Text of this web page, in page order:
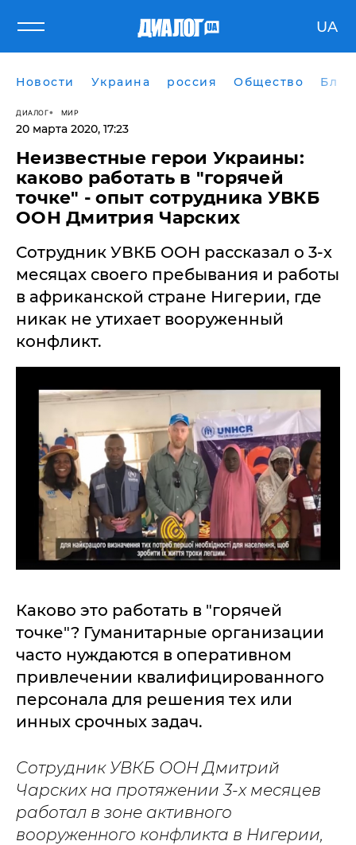
UA
Новости Украина россия Общество
ДИАЛОГ МИР
20 марта 2020, 17:23
Неизвестные герои Украины:
каково работать в "горячей
точке" - опыт сотрудника УВКБ
ООН Дмитрия Чарских
Сотрудник УВКБ ООН рассказал о 3-х
месяцах своего пребывания и работы
в африканской стране Нигерии, где
никак не утихает вооруженный
конфликт.
Каково это работать в "горячей
точке"? Гуманитарные организации
часто нуждаются в оперативном
привлечении квалифицированного
персонала для решения тех или
инных срочных задач.
Сотрудник УВКБ ООН Дмитрий
Чарских на протяжении 3-х месяцев
работал в зоне активного
вооруженного конфликта в Нигерии,